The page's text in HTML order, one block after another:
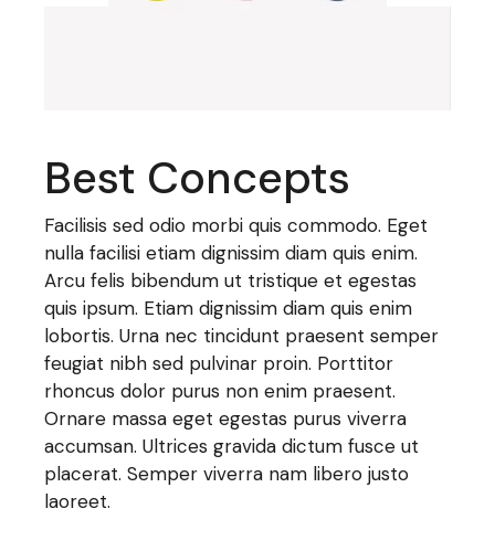
Best Concepts
Facilisis sed odio morbi quis commodo. Eget
nulla facilisi etiam dignissim diam quis enim.
Arcu felis bibendum ut tristique et egestas
quis ipsum. Etiam dignissim diam quis enim
lobortis. Urna nec tincidunt praesent semper
feugiat nibh sed pulvinar proin. Porttitor
rhoncus dolor purus non enim praesent.
Ornare massa eget egestas purus viverra
accumsan. Ultrices gravida dictum fusce ut
placerat. Semper viverra nam libero justo
laoreet.